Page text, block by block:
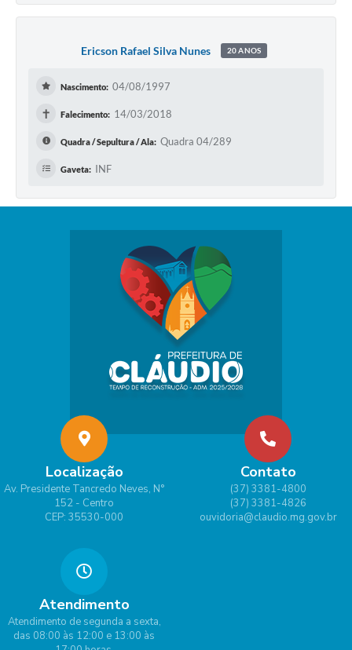
Ericson Rafael Silva Nunes 20 ANOS
Nascimento: 04/08/1997
✝ Falecimento: 14/03/2018
Quadra / Sepultura / Ala: Quadra 04/289
Gaveta: INF
Localização
Av. Presidente Tancredo Neves, N°
152 - Centro
CEP: 35530-000
Contato
(37) 3381-4800
(37) 3381-4826
ouvidoria@claudio.mg.gov.br
Atendimento
Atendimento de segunda a sexta,
das 08:00 às 12:00 e 13:00 às